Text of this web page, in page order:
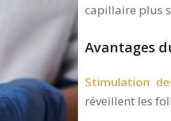
capillaire plus
Avantages
Stimulation
réveillent les